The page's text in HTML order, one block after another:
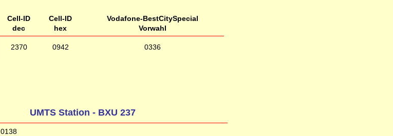
Cell-ID
dec
Cell-ID
hex
Vodafone-BestCitySpecial
Vorwahl
2370 0942 0336
UMTS Station - BXU 237
0138